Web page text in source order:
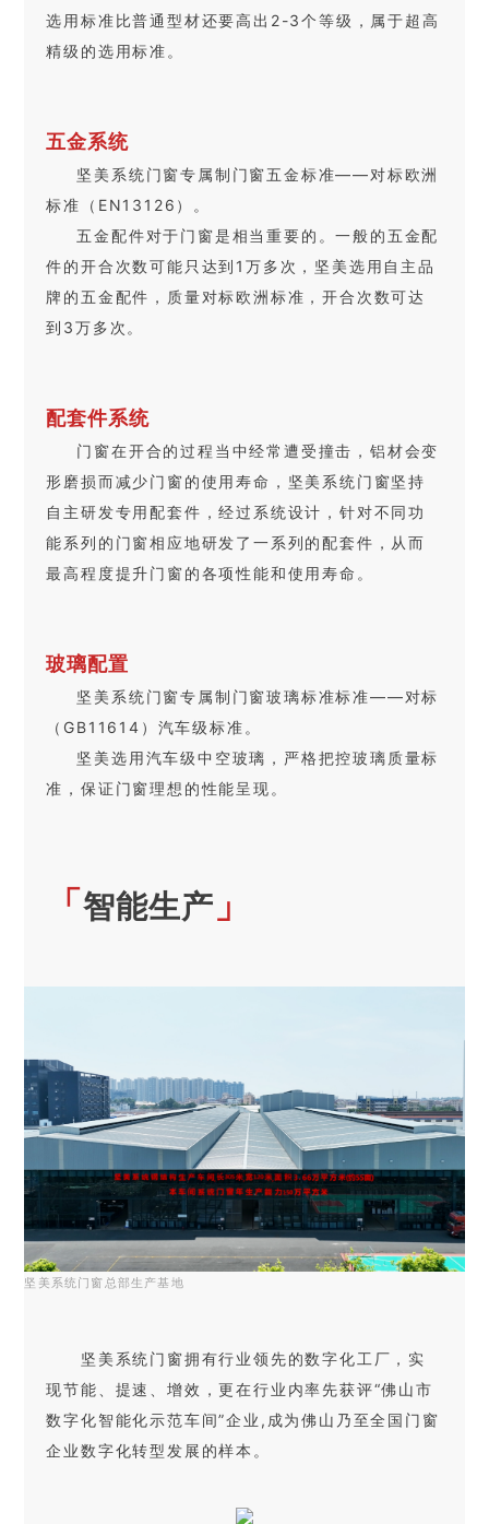
选用标准比普通型材还要高出2-3个等级，属于超高
精级的选用标准。
五金系统
坚美系统门窗专属制门窗五金标准——对标欧洲
标准（EN13126）。
五金配件对于门窗是相当重要的。一般的五金配
件的开合次数可能只达到1万多次，坚美选用自主品
牌的五金配件，质量对标欧洲标准，开合次数可达
到3万多次。
配套件系统
门窗在开合的过程当中经常遭受撞击，铝材会变
形磨损而减少门窗的使用寿命，坚美系统门窗坚持
自主研发专用配套件，经过系统设计，针对不同功
能系列的门窗相应地研发了一系列的配套件，从而
最高程度提升门窗的各项性能和使用寿命。
玻璃配置
坚美系统门窗专属制门窗玻璃标准标准——对标
（GB11614）汽车级标准。
坚美选用汽车级中空玻璃，严格把控玻璃质量标
准，保证门窗理想的性能呈现。
「智能生产 」
坚美系统门窗总部生产基地
坚美系统门窗拥有行业领先的数字化工厂，实
现节能、提速、增效，更在行业内率先获评“佛山市
数字化智能化示范车间”企业,成为佛山乃至全国门窗
企业数字化转型发展的样本。